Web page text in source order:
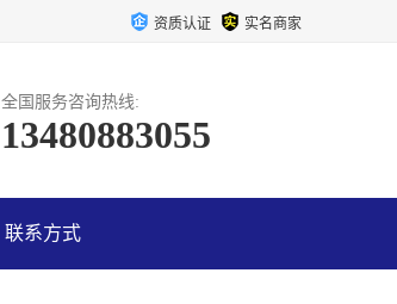
资质认证 实名商家
全国服务咨询热线:
13480883055
联系方式